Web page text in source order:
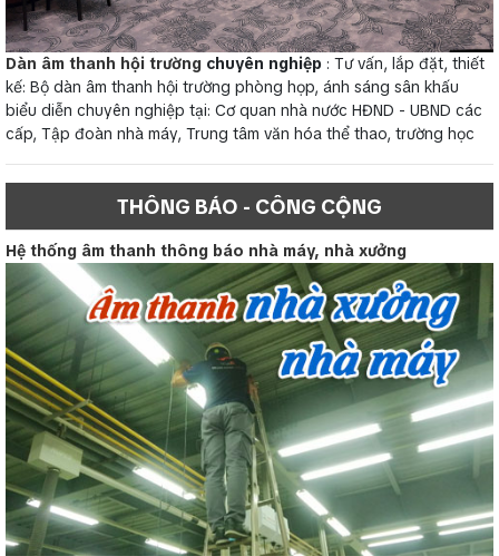
Dàn âm thanh hội trường chuyên nghiệp : Tư vấn, lắp đặt, thiết
kế: Bộ dàn âm thanh hội trường phòng họp, ánh sáng sân khấu
biểu diễn chuyên nghiệp tại: Cơ quan nhà nước HĐND - UBND các
cấp, Tập đoàn nhà máy, Trung tâm văn hóa thể thao, trường học
THÔNG BÁO - CÔNG CỘNG
Hệ thống âm thanh thông báo nhà máy, nhà xưởng